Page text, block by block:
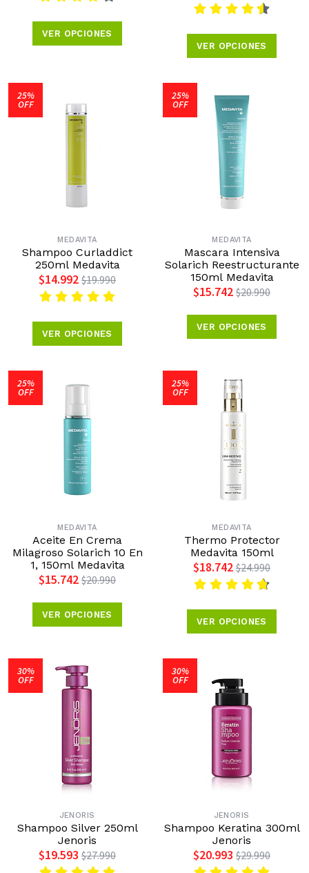
VER OPCIONES
VER OPCIONES
25%
OFF
MEDAVITA
Shampoo Curladdict
250ml Medavita
$14.992 $19.990
VER OPCIONES
25%
OFF
MEDAVITA
Mascara Intensiva
Solarich Reestructurante
150ml Medavita
$15.742 $20.990
VER OPCIONES
25%
OFF
MEDAVITA
Aceite En Crema
Milagroso Solarich 10 En
1, 150ml Medavita
$15.742 $20.990
VER OPCIONES
25%
OFF
MEDAVITA
Thermo Protector
Medavita 150ml
$18.742 $24.990
VER OPCIONES
30%
OFF
JENORIS
Shampoo Silver 250ml
Jenoris
$19.593 $27.990
30%
OFF
JENORIS
Shampoo Keratina 300ml
Jenoris
$20.993 $29.990